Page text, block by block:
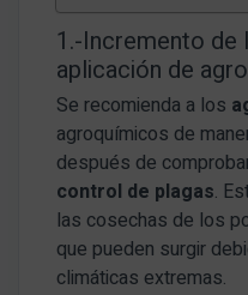
1.-Incremento de
aplicación de
Se recomienda a los
agroquímicos de
después de
control de plagas.
las cosechas de los
que pueden surgir
climáticas extremas.